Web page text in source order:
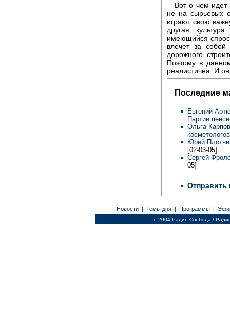
Вот о чем идет
не на сырьевых
играют свою
другая
имеющийся
влечет за собой
дорожного
Поэтому в
реалистична. И
Последние
Евгений
Партии
Ольга
Юрий
[02-03-05]
Сергей
05]
Отправить
Новости | Темы дня | Программы |
c 2004 Радио Свобода /